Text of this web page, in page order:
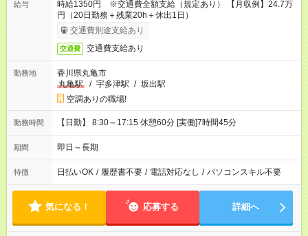
給与
時給1350円 ※交通費全額支給（規定あり） 【月収例】24.7万
円（20日勤務＋残業20h＋休出1日）
交通費別途支給あり
交通費 交通費支給あり
勤務地
香川県丸亀市
丸亀駅
/ 宇多津駅 / 坂出駅
空調ありの職場!
勤務時間 【日勤】 8:30～17:15 休憩60分 [実働]7時間45分
期間 即日～長期
特徴 日払いOK / 履歴書不要 / 電話対応なし / パソコンスキル不要
気になる！ 応募する 詳細へ